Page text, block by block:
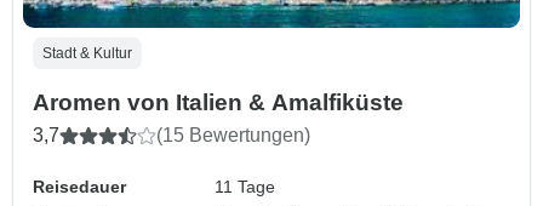
Stadt & Kultur
Aromen von Italien & Amalfiküste
3,7 (15 Bewertungen)
Reisedauer
11 Tage